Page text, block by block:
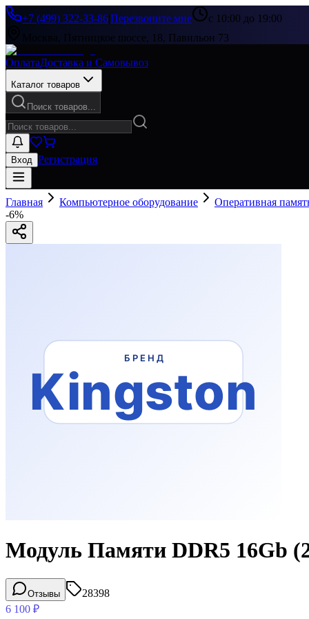
+7 (499) 322-33-86|Перезвоните мне
с 10:00 до 19:00
Москва, Пятницкое шоссе, 18, Павильон 73
ОплатаДоставка и Самовывоз
Каталог товаров
Поиск товаров...
Вход Регистрация
Главная Компьютерное оборудование Оперативная
-6%
Модуль Памяти DDR5 16Gb
Отзывы
28398
6 100 ₽